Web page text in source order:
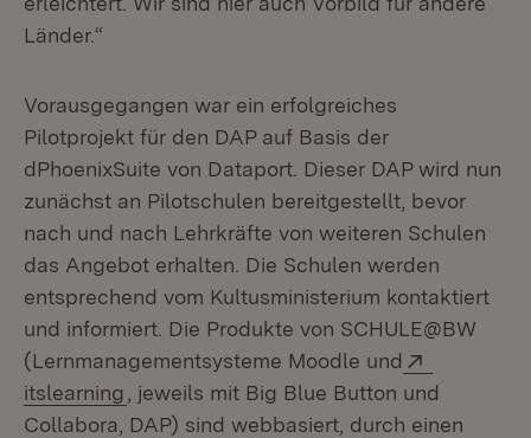
Länder.“
Vorausgegangen war ein erfolgreiches
Pilotprojekt für den DAP auf Basis der
dPhoenixSuite von Dataport. Dieser DAP wird nun
zunächst an Pilotschulen bereitgestellt, bevor
nach und nach Lehrkräfte von weiteren Schulen
das Angebot erhalten. Die Schulen werden
entsprechend vom Kultusministerium kontaktiert
und informiert. Die Produkte von SCHULE@BW
(Lernmanagementsysteme Moodle und
itslearning (Öffnet in neuem Fenster)
, jeweils mit Big Blue Button und
Collabora, DAP) sind webbasiert, durch einen